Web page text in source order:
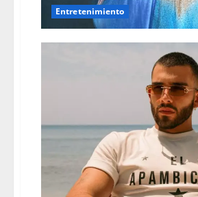
Entretenimiento